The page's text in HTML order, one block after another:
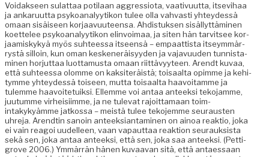
Voidak­seen sulat­taa poti­laan aggres­sio­ta, vaa­tivu­ut­ta, itse­vi­haa
ja ankaru­ut­ta psyko­ana­lyytikon tulee olla vah­vasti yhtey­dessä
omaan sisäiseen kor­jaavu­u­teen­sa. Ahdis­tuk­sen sisäl­lyt­tämi­nen
koet­telee psyko­ana­lyytikon elin­voimaa, ja siten hän tarvit­see kor­
jaamiskykyä myös suh­teessa itseen­sä – empaat­tista itseym­mär­
rystä sil­loin, kun oman kesken­eräisyy­den ja vajavu­u­den tun­nist­a­
mi­nen hor­jut­taa luot­ta­mus­ta omaan riit­tävyy­teen. Arendt kuvaa,
että suh­teessa olomme on kak­siteräistä; toisaal­ta opimme ja kehi­
tymme yhtey­dessä toiseen, mut­ta toisaal­ta haavoita­mme ja
tulemme haavoite­tuik­si. Ellemme voi antaa anteek­si teko­jamme,
juu­tumme virheisi­imme, ja ne tule­vat rajoit­ta­maan toim­
intakykyämme jatkos­sa – meistä tulee teko­jemme seu­rausten
uhre­ja. Arendtin sanoin anteek­siant­a­mi­nen on ain­oa reak­tio, joka
ei vain reagoi uudelleen, vaan vapaut­taa reak­tion seu­rauk­sista
sekä sen, joka antaa anteek­si, että sen, joka saa anteek­si. (Pet­ti­
grove 2006.) Ymmär­rän hänen kuvaa­van sitä, että antaes­saan